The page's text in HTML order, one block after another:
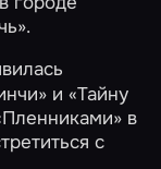
.
и«Тайну
в
с